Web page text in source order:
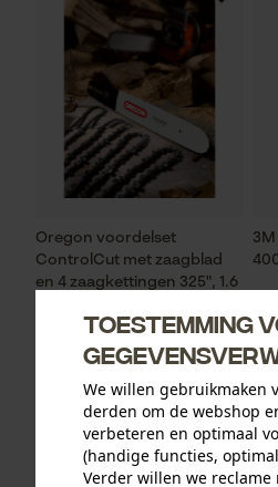
Oregon voordelset
ControlCut met zaagblad
en 4 zaagkettingen 325", 1.6
93,73 €*
Toestemming
We willen gebruikmaken
derden om de webshop
verbeteren en optimaal
(handige functies,
Verder willen we reclame